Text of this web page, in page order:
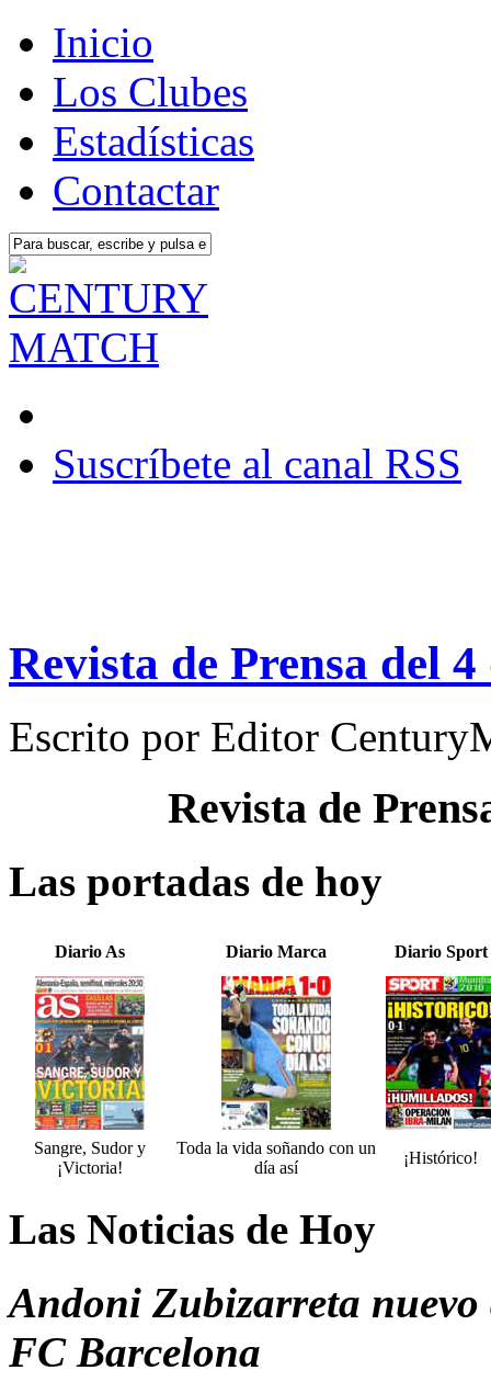
Inicio
Los Clubes
Estadísticas
Contactar
Suscríbete al canal RSS
Revista de Prensa del
Escrito por Editor
Revista de
Las portadas de hoy
Diario As Diario Marca Diario Sport
Sangre, Sudor y
¡Victoria!
Toda la vida soñando con un
día así
¡Histórico!
Las Noticias de Hoy
Andoni Zubizarreta
FC Barcelona